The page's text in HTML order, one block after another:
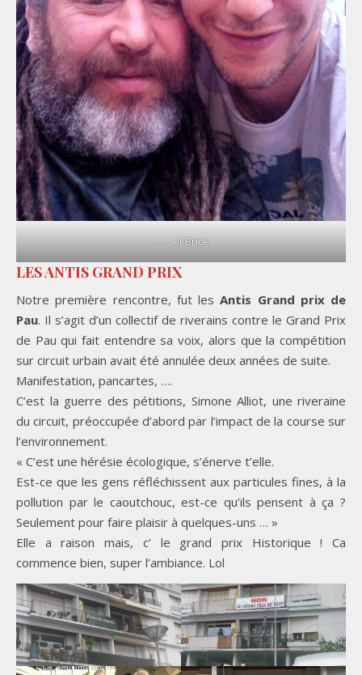
…… et Brice
LES ANTIS GRAND PRIX
Notre première rencontre, fut lesAntis Grand prix de
Pau. Il s’agit d’un collectif de riverains contre le Grand Prix
de Pau qui fait entendre sa voix, alors que la compétition
sur circuit urbain avait été annulée deux années de suite.
Manifestation, pancartes, ….
C’est la guerre des pétitions, Simone Alliot, une riveraine
du circuit, préoccupée d’abord par l’impact de la course sur
l’environnement.
« C’est une hérésie écologique, s’énerve t’elle.
Est-ce que les gens réfléchissent aux particules fines, à la
pollution par le caoutchouc, est-ce qu’ils pensent à ça ?
Seulement pour faire plaisir à quelques-uns … »
Elle a raison mais, c’ le grand prix Historique ! Ca
commence bien, super l’ambiance. Lol